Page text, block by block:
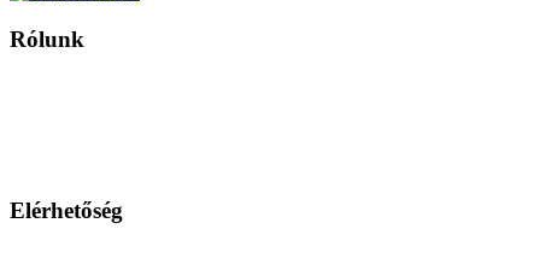
Rólunk
Elérhetőség